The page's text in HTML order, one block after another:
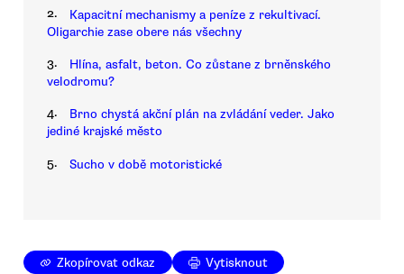
2.
Kapacitní mechanismy a peníze z rekultivací.
Oligarchie zase obere nás všechny
3.
Hlína, asfalt, beton. Co zůstane z brněnského
velodromu?
4.
Brno chystá akční plán na zvládání veder. Jako
jediné krajské město
5. Sucho v době motoristické
Zkopírovat odkaz Vytisknout